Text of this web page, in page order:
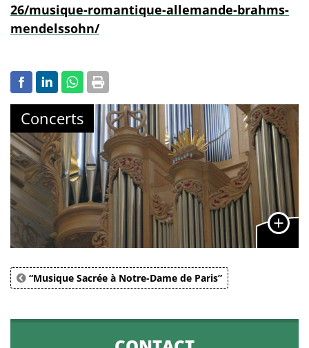
26/musique-romantique-allemande-brahms-
mendelssohn/
Concerts
“Musique Sacrée à Notre-Dame de Paris”